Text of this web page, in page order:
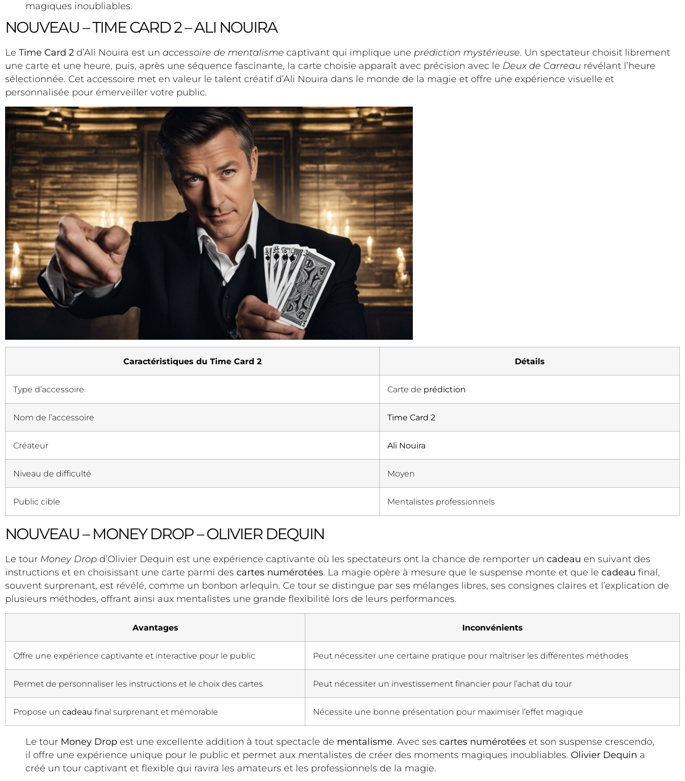
magiques inoubliables.
NOUVEAU – TIME CARD 2 – ALI NOUIRA
Le Time Card 2 d’Ali Nouira est un accessoire de mentalisme captivant qui implique une prédiction mystérieuse. Un spectateur choisit librement
une carte et une heure, puis, après une séquence fascinante, la carte choisie apparaît avec précision avec le Deux de Carreau révélant l’heure
sélectionnée. Cet accessoire met en valeur le talent créatif d’Ali Nouira dans le monde de la magie et offre une expérience visuelle et
personnalisée pour émerveiller votre public.
Caractéristiques du Time Card 2 Détails
Type d’accessoire Carte de prédiction
Nom de l’accessoire Time Card 2
Créateur Ali Nouira
Niveau de difficulté Moyen
Public cible Mentalistes professionnels
NOUVEAU – MONEY DROP – OLIVIER DEQUIN
Le tour Money Drop d’Olivier Dequin est une expérience captivante où les spectateurs ont la chance de remporter un cadeau en suivant des
instructions et en choisissant une carte parmi des cartes numérotées. La magie opère à mesure que le suspense monte et que le cadeau final,
souvent surprenant, est révélé, comme un bonbon arlequin. Ce tour se distingue par ses mélanges libres, ses consignes claires et l’explication de
plusieurs méthodes, offrant ainsi aux mentalistes une grande flexibilité lors de leurs performances.
Avantages Inconvénients
Offre une expérience captivante et interactive pour le public Peut nécessiter une certaine pratique pour maîtriser les différentes méthodes
Permet de personnaliser les instructions et le choix des cartes Peut nécessiter un investissement financier pour l’achat du tour
Propose un cadeau final surprenant et mémorable Nécessite une bonne présentation pour maximiser l’effet magique
Le tour Money Drop est une excellente addition à tout spectacle de mentalisme. Avec ses cartes numérotées et son suspense crescendo,
il offre une expérience unique pour le public et permet aux mentalistes de créer des moments magiques inoubliables. Olivier Dequin a
créé un tour captivant et flexible qui ravira les amateurs et les professionnels de la magie.